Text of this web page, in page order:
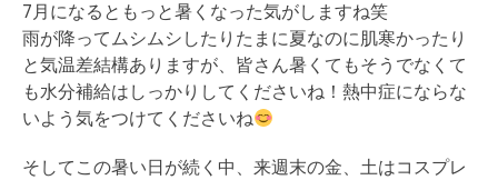
7月になるともっと暑くなった気がしますね笑
雨が降ってムシムシしたりたまに夏なのに肌寒かったり
と気温差結構ありますが、皆さん暑くてもそうでなくて
も水分補給はしっかりしてくださいね！熱中症にならな
いよう気をつけてくださいね
そしてこの暑い日が続く中、来週末の金、土はコスプレ